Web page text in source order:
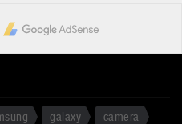
galaxy
camera